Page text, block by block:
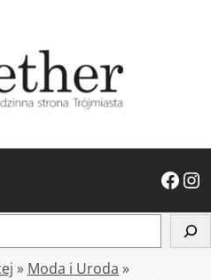
Facebook Instagram
» Moda i Uroda »